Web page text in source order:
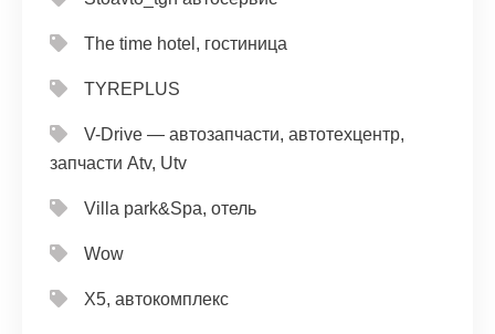
The time hotel, гостиница
TYREPLUS
V-Drive — автозапчасти, автотехцентр,
запчасти Atv, Utv
Villa park&Spa, отель
Wow
X5, автокомплекс